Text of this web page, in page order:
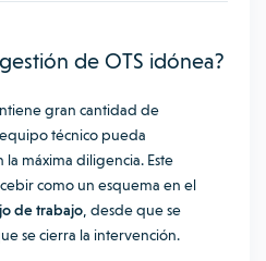
de OTS idónea?
gran cantidad de
técnico pueda
máxima diligencia. Este
como un esquema en el
de trabajo , desde que se
se cierra la intervención.